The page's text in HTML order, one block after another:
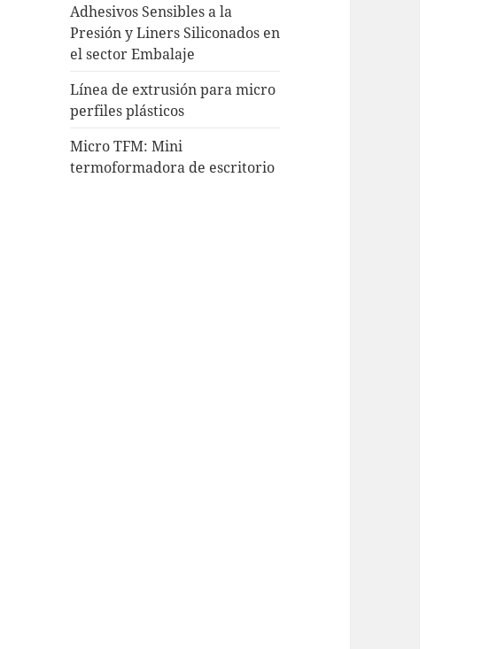
Adhesivos Sensibles a la
Presión y Liners Siliconados en
el sector Embalaje
Línea de extrusión para micro
perfiles plásticos
Micro TFM: Mini
termoformadora de escritorio